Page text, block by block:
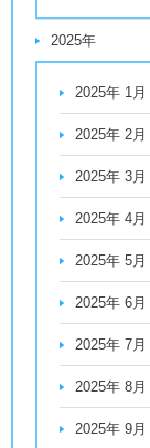
2025年
2025年 1月
2025年 2月
2025年 3月
2025年 4月
2025年 5月
2025年 6月
2025年 7月
2025年 8月
2025年 9月